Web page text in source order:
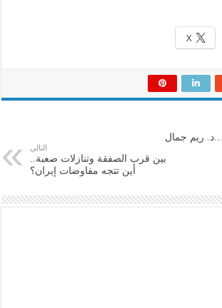
X
ريم جمال
التالي
بين قرب الصفقة وتنازلات صعبة..
أين تتجه مفاوضات إيران؟